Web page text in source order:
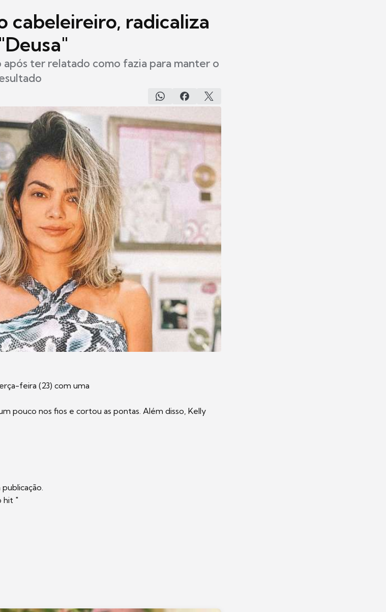
cabeleireiro, radicaliza
ter relatado como fazia para manter o
feira (23) com uma
pouco nos fios e cortou as pontas. Além disso, Kelly
hit "